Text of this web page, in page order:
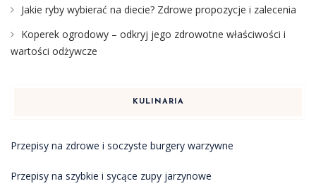
Jakie ryby wybierać na diecie? Zdrowe propozycje i zalecenia
Koperek ogrodowy – odkryj jego zdrowotne właściwości i
wartości odżywcze
KULINARIA
Przepisy na zdrowe i soczyste burgery warzywne
Przepisy na szybkie i sycące zupy jarzynowe